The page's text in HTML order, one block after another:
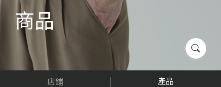
美饌
活動
優惠及推廣
商品
店鋪 產品